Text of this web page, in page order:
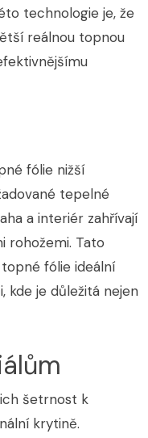
technologie je, že
reálnou topnou
fólie nižší
tepelné
a interiér zahřívají
rohožemi. Tato
fólie ideální
kde je důležitá nejen
šetrnost k
krytině.